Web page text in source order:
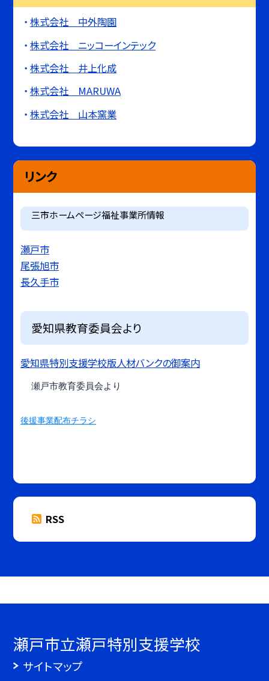
株式会社 中外陶園
株式会社 ニッコーインテック
株式会社 井上化成
株式会社 MARUWA
株式会社 山本窯業
リンク
三市ホームページ福祉事業所情報
瀬戸市
尾張旭市
長久手市
愛知県教育委員会より
愛知県特別支援学校版人材バンクの御案内
瀬戸市教育委員会より
後援事業配布チラシ
RSS
瀬戸市立瀬戸特別支援学校
サイトマップ